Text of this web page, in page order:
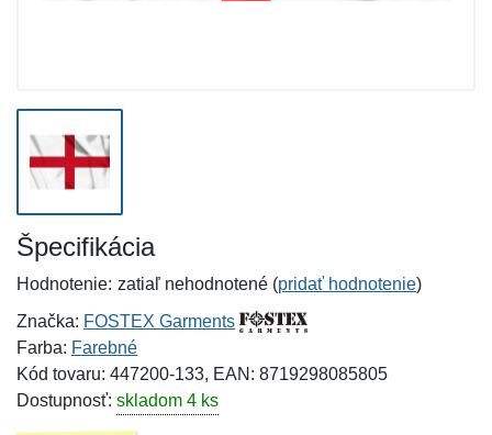
Špecifikácia
Hodnotenie: zatiaľ nehodnotené (pridať hodnotenie)
Značka: FOSTEX Garments
Farba: Farebné
Kód tovaru: 447200-133, EAN: 8719298085805
Dostupnosť: skladom 4 ks